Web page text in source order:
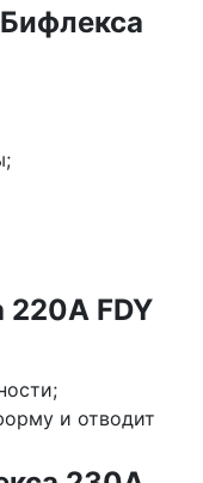
220A FDY
и отводит